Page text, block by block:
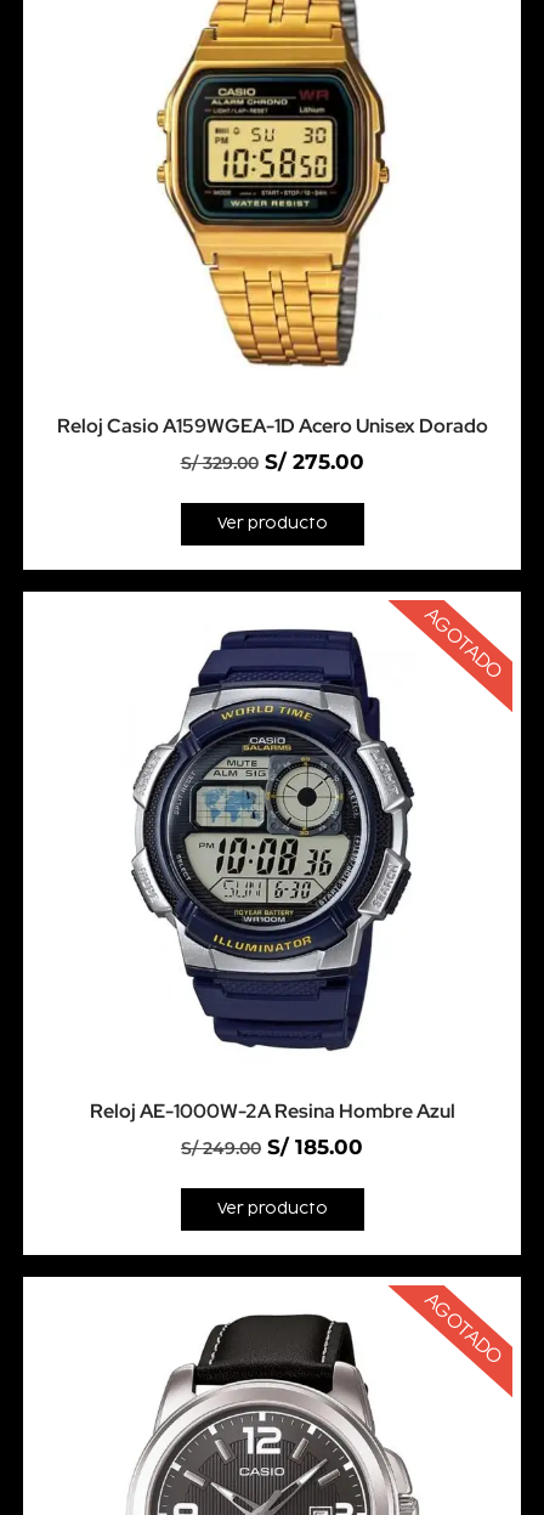
Reloj Casio A159WGEA-1D Acero Unisex Dorado
S/329.00 S/275.00
Ver producto
AGOTADO
Reloj AE-1000W-2A Resina Hombre Azul
S/249.00 S/ 185.00
Ver producto
AGOTADO